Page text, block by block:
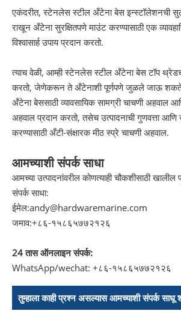
एकंदरीत, स्टेनलेस स्टील अँटेना बेस इन्स्टॉलेशनची
राखून अँटेना सुरक्षितपणे माउंट करण्यासाठी एक
विश्वासार्ह उपाय प्रदान करतो.
त्याच वेळी, आम्ही स्टेनलेस स्टील अँटेना बेस टॉप
करतो, जेणेकरून ते अँटेनाशी पूर्णपणे जुळले जाऊ
अँटेना बेससाठी व्यावसायिक सामग्री चाचणी अहवाल
अहवाल प्रदान करतो, तसेच उत्पादनाची गुणवत्ता आणि
करण्यासाठी अँटी-संक्षारक मीठ स्प्रे चाचणी अहवाल.
आमच्याशी संपर्क साधा
आमच्या उत्पादनांवरील कोणत्याही चौकशीसाठी
संपर्क साधा:
ईमेल:andy@hardwaremarine.com
जमाव:+८६-१५८६५७७२१२६
24 तास ऑनलाइन संपर्क:
WhatsApp/wechat: +८६-१५८६५७७२१२६
तुम्हाला काही प्रश्न असल्यास आमच्याशी संपर्क साधू